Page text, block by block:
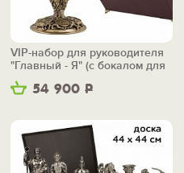
54 900 Р
VIP-набор для руководителя
"Главный - Я" (с бокалом для
коньяка)